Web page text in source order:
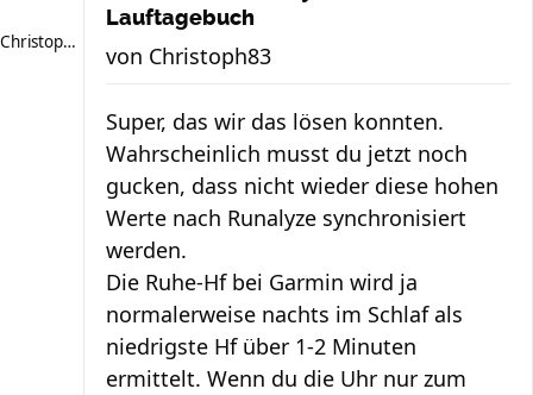
Christoph83
Lauftagebuch
von Christoph83
Super, das wir das lösen konnten.
Wahrscheinlich musst du jetzt noch
gucken, dass nicht wieder diese hohen
Werte nach Runalyze synchronisiert
werden.
Die Ruhe-Hf bei Garmin wird ja
normalerweise nachts im Schlaf als
niedrigste Hf über 1-2 Minuten
ermittelt. Wenn du die Uhr nur zum